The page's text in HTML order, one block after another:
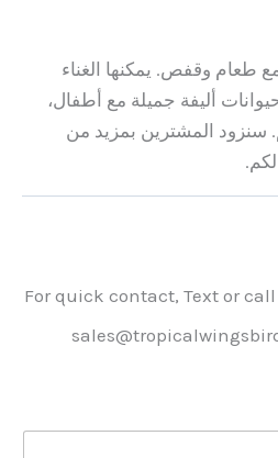
طعام وقفص. يمكنها الغناء
أليفة جميلة مع أطفال،
سنزود المشترين بمزيد من
For quick contact, Text or